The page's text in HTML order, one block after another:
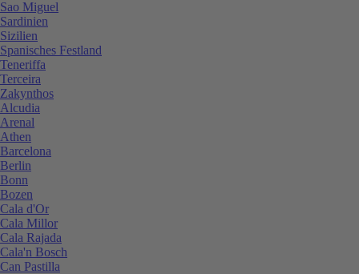
Sao Miguel
Sardinien
Sizilien
Spanisches Festland
Teneriffa
Terceira
Zakynthos
Alcudia
Arenal
Athen
Barcelona
Berlin
Bonn
Bozen
Cala d'Or
Cala Millor
Cala Rajada
Cala'n Bosch
Can Pastilla